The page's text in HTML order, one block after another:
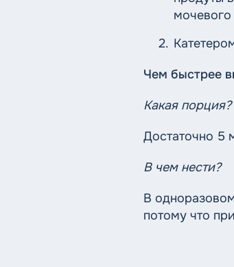
Чем быстрее
Какая порция?
Достаточно 5
В чем нести?
В
потому что